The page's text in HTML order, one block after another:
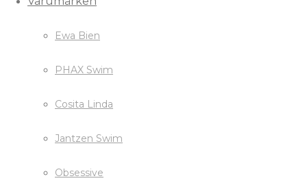
Ewa Bien
PHAX Swim
Cosita Linda
Jantzen Swim
Obsessive